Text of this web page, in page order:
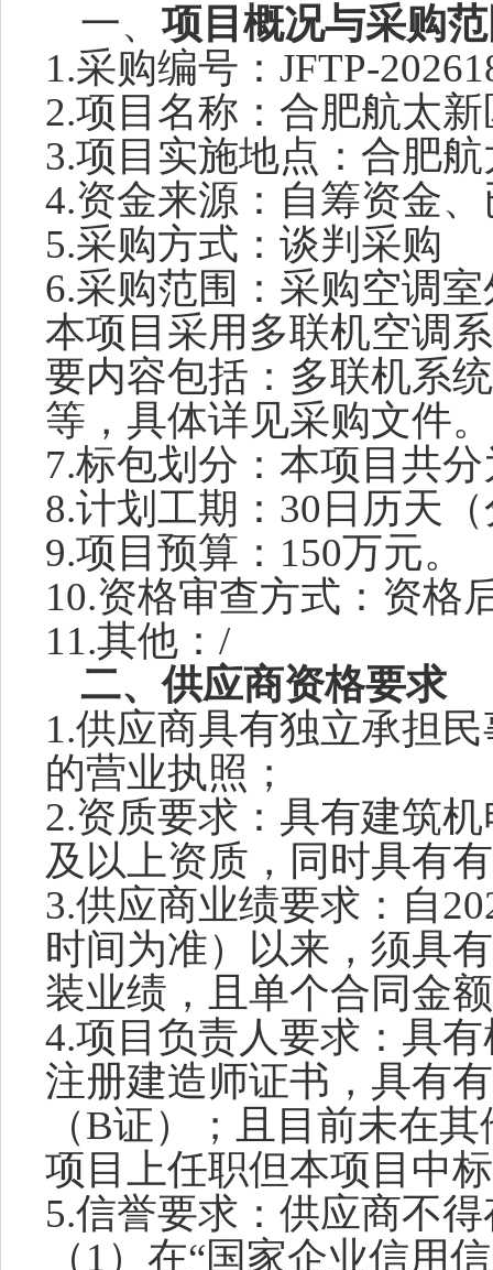
一、项目概况与采购
1.采购编号： JFTP-
2.项目名称： 合肥航太
3.项目 实施地点： 合肥
4.资金来源：自筹资金
5.采购方式： 谈判采购
6.采购范围： 采购空调
本项目采用多联机空调
要内容包括：多联机系
等，具体详见采购文件。
7.标包划分：本项目共分
8.计划工期： 30日历天（
9.项目预算 ： 150万元。
10.资格审查方式：资格
11.其他 ： /
二、供应商资格要求
1.供应商具有独立承担
的营业执照；
2.资质要求： 具有建筑
及以上资质，同时具有
3.供应商业绩要求 ：自
时间为准）以来，须具有
装业绩，且单个合同金
4.项目负责人要求：具
注册建造师证书，具有
（B证）；且目前未在
项目上任职但本项目中
5.信誉要求： 供应商不
（ 1）在“国家企业信用